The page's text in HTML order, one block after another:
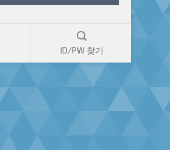
ID/PW 찾기